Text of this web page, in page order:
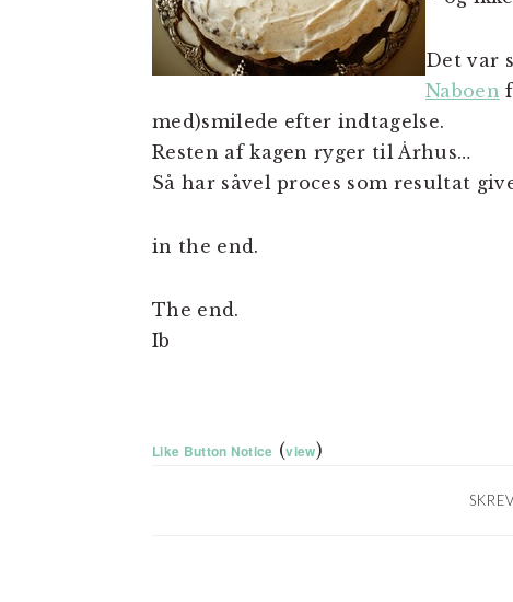
Det var
Naboen
med)smilede efter indtagelse.
Resten af kagen ryger til Århus…
Så har såvel proces som resultat
in the end.
The end.
Ib
Like Button Notice (view)